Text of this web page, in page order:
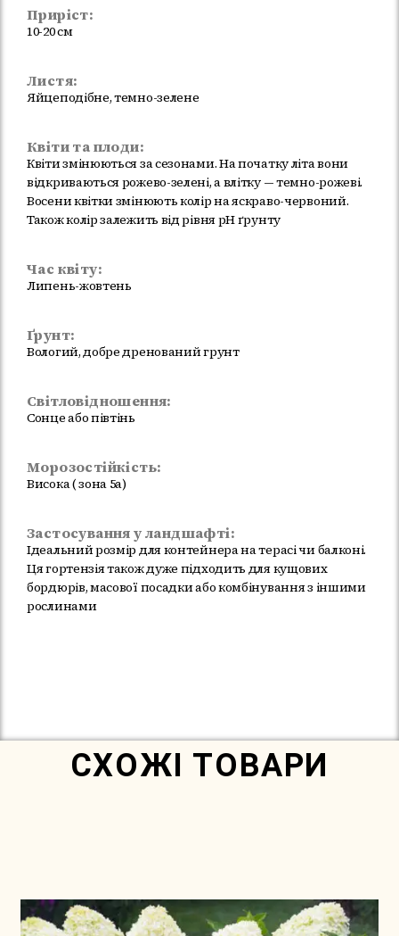
Приріст:
10-20 см
Листя:
Яйцеподібне, темно-зелене
Квіти та плоди:
Квіти змінюються за сезонами. На початку літа вони
відкриваються рожево-зелені, а влітку — темно-рожеві.
Восени квітки змінюють колір на яскраво-червоний.
Також колір залежить від рівня рН ґрунту
Час квіту:
Липень-жовтень
Ґрунт:
Вологий, добре дренований грунт
Світловідношення:
Сонце або півтінь
Морозостійкість:
Висока ( зона 5а)
Застосування у ландшафті:
Ідеальний розмір для контейнера на терасі чи балконі.
Ця гортензія також дуже підходить для кущових
бордюрів, масової посадки або комбінування з іншими
рослинами
СХОЖІ ТОВАРИ